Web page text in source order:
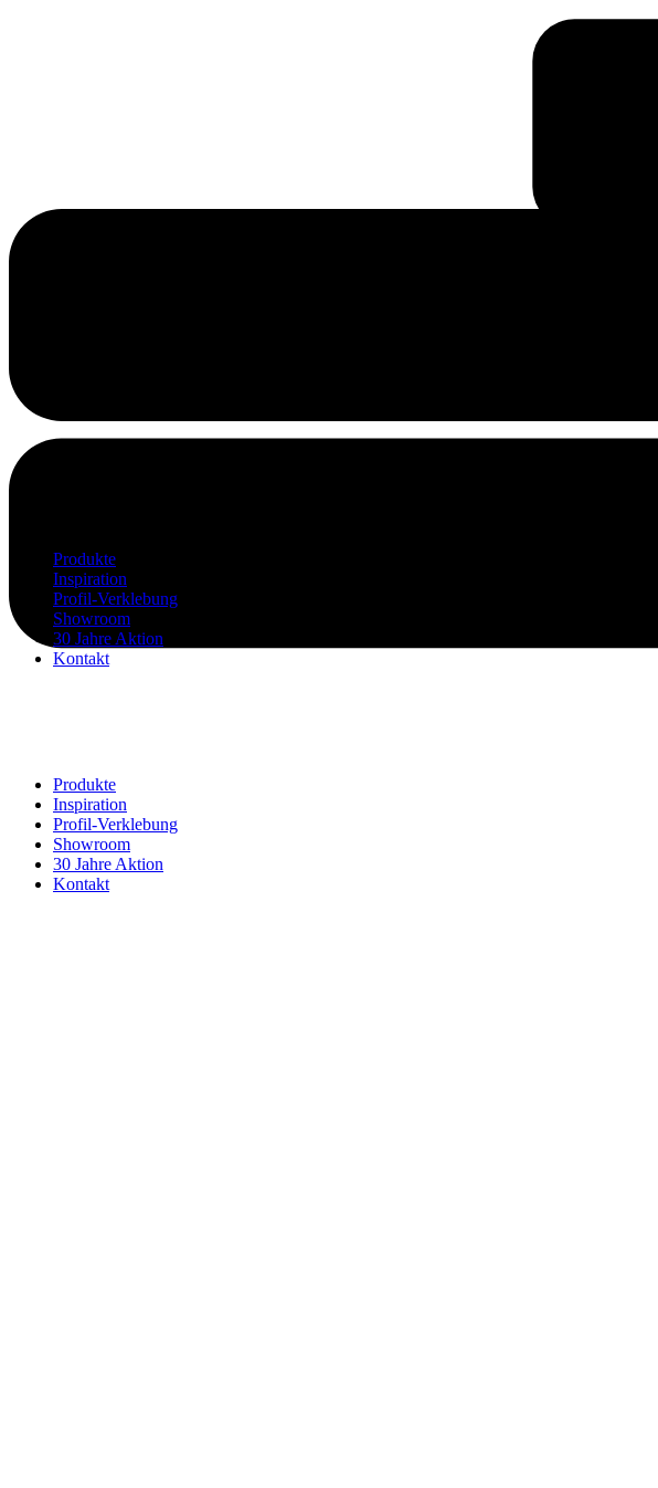
Produkte
Inspiration
Profil-Verklebung
Showroom
30 Jahre Aktion
Kontakt
Produkte
Inspiration
Profil-Verklebung
Showroom
30 Jahre Aktion
Kontakt